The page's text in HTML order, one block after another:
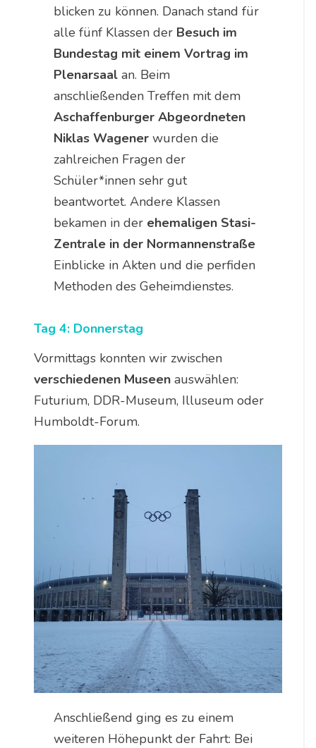
blicken zu können. Danach stand für
alle fünf Klassen der Besuch im
Bundestag mit einem Vortrag im
Plenarsaalan. Beim
anschließenden Treffen mit dem
Aschaffenburger Abgeordneten
Niklas Wagener wurden die
zahlreichen Fragen der
Schüler*innen sehr gut
beantwortet. Andere Klassen
bekamen in der ehemaligen Stasi-
Zentrale in der Normannenstraße
Einblicke in Akten und die perfiden
Methoden des Geheimdienstes.
Tag 4: Donnerstag
Vormittags konnten wir zwischen
verschiedenen Museenauswählen:
Futurium, DDR-Museum, Illuseum oder
Humboldt-Forum.
Anschließend ging es zu einem
weiteren Höhepunkt der Fahrt: Bei